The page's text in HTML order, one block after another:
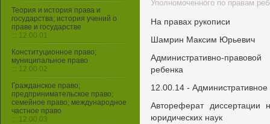
Уполномоченного по правам
На правах рукописи
Шамрин Максим Юрьевич
Административно-
ребенка
12.00.14 -
Автореферат диссертации
юридических наук
Теория и история права и
государства; история учений о
праве и государстве
::: 12.00.01
Конституционное право;
муниципальное право
::: 12.00.02
Гражданское право;
предпринимательское право;
семейное право; международное
частное право
::: 12.00.03